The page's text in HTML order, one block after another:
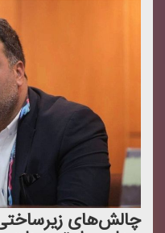
چالش‌های زیرساختی